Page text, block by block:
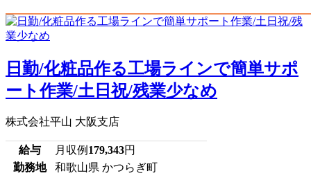
日勤/化粧品作る工場ラインで簡単サポ
ート作業/土日祝/残業少なめ
株式会社平山 大阪支店
給与 月収例 179,343円
勤務地
和歌山県 かつらぎ町